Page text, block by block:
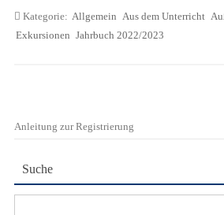
Kategorie: Allgemein Aus dem Unterricht
Exkursionen Jahrbuch 2022/2023
Anleitung zur Registrierung
Suche